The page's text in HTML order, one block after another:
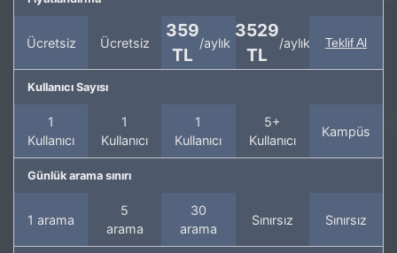
Ücretsiz Ücretsiz
359
TL
/aylık
3529
TL
/aylık Teklif Al
Kullanıcı Sayısı
1
Kullanıcı
1
Kullanıcı
1
Kullanıcı
5+
Kullanıcı
Kampüs
Günlük arama sınırı
1 arama
5
arama
30
arama
Sınırsız Sınırsız